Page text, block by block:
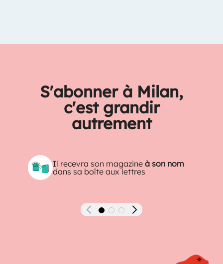
S'abonner à Milan,
c'est grandir
autrement
Il recevra son magazineà son nom
dans sa boîte aux lettres
Précédent Suivant